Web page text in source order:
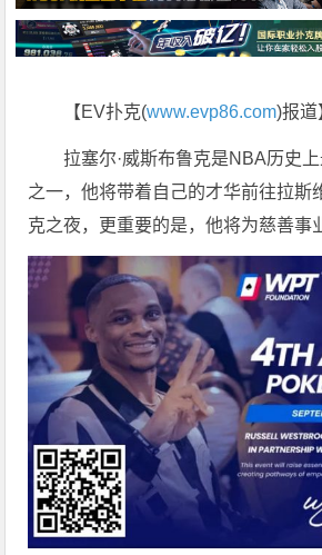
【EV扑克(www.evp86.com)报道
拉塞尔·威斯布鲁克是NBA历史
之一，他将带着自己的才华前往拉斯
克之夜，更重要的是，他将为慈善事